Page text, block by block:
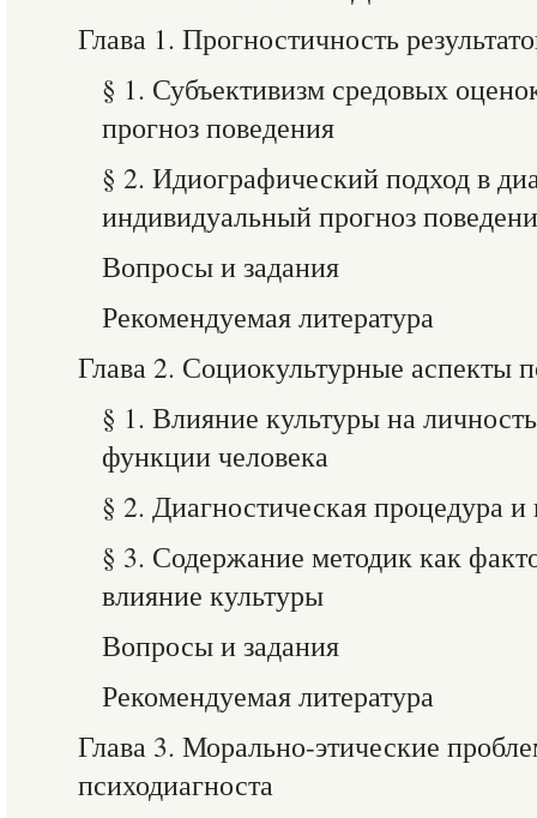
Глава 1. Прогностичность
§ 1. Субъективизм средовых
прогноз поведения
§ 2. Идиографический подход в
индивидуальный прогноз
Вопросы и задания
Рекомендуемая литература
Глава 2. Социокультурные аспекты
§ 1. Влияние культуры на
функции человека
§ 2. Диагностическая процедура
§ 3. Содержание методик как
влияние культуры
Вопросы и задания
Рекомендуемая литература
Глава 3. Морально-этические
психодиагноста